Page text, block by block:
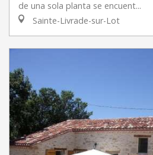
de una sola planta se encuent...
Sainte-Livrade-sur-Lot